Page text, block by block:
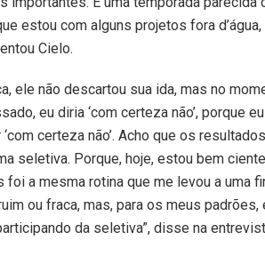
estou com alguns projetos fora
Cielo.
ele não descartou sua ida, mas no
eu diria ‘com certeza não’, porque
certeza não’. Acho que os
seletiva. Porque, hoje, estou bem
foi a mesma rotina que me levou a uma
ou fraca, mas, para os meus
da seletiva”, disse na